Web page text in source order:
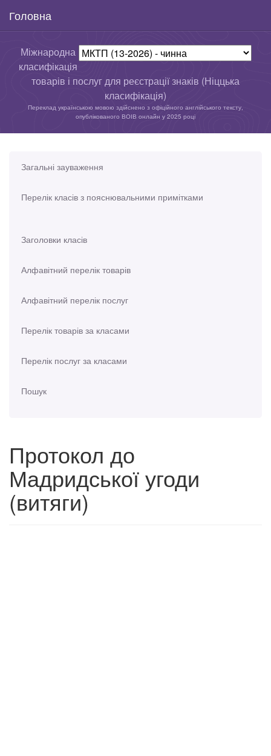
Головна
Міжнародна
класифікація
товарів і послуг для реєстрації знаків (Ніццька
класифікація)
Переклад українською мовою здійснено з офіційного англійського тексту,
опублікованого ВОІВ онлайн у 2025 році
Загальні зауваження
Перелік класів з пояснювальними примітками
Заголовки класів
Алфавітний перелік товарів
Алфавітний перелік послуг
Перелік товарів за класами
Перелік послуг за класами
Пошук
Протокол до
Мадридської угоди
(витяги)